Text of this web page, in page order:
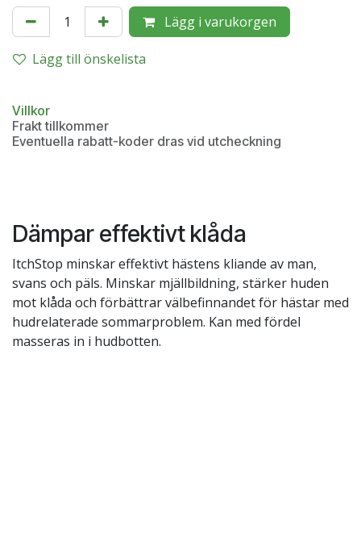
Lägg i varukorgen
Lägg till önskelista
Villkor
Frakt tillkommer
Eventuella rabatt-koder dras vid utcheckning
Dämpar effektivt klåda
ItchStop minskar effektivt hästens kliande av man,
svans och päls. Minskar mjällbildning, stärker huden
mot klåda och förbättrar välbefinnandet för hästar med
hudrelaterade sommarproblem. Kan med fördel
masseras in i hudbotten.